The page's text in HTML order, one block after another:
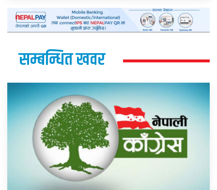
सम्बन्धित खवर